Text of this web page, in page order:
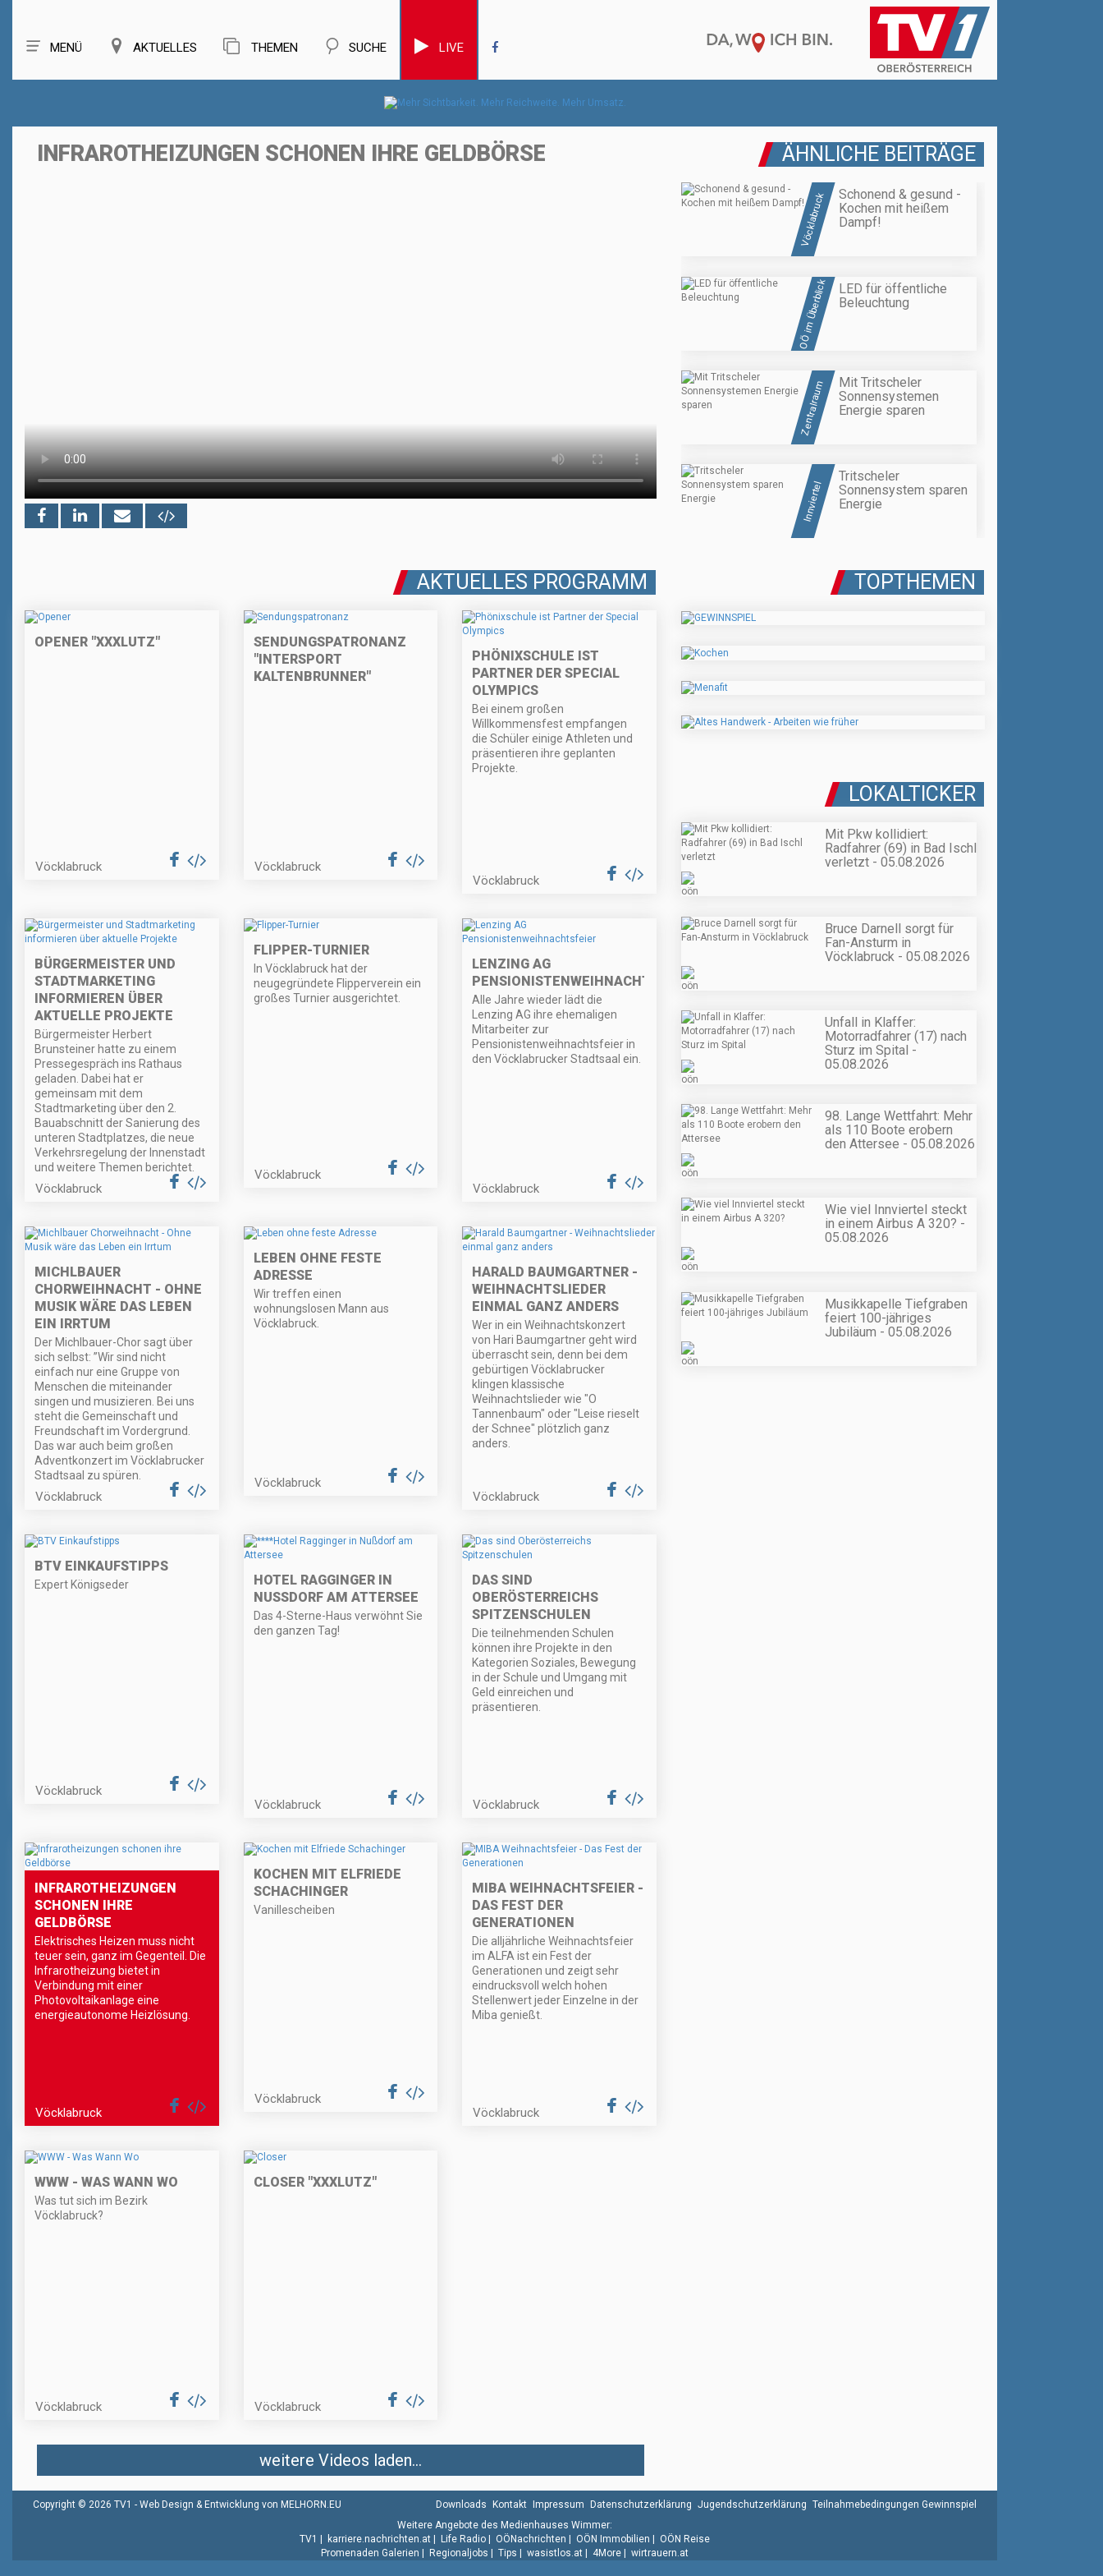
MENÜ AKTUELLES THEMEN SUCHE LIVE
INFRAROTHEIZUNGEN SCHONEN IHRE GELDBÖRSE ÄHNLICHE BEITRÄGE
Vöcklabruck
Schonend & gesund -
Kochen mit heißem
Dampf!
OÖ im Überblick
LED für öffentliche
Beleuchtung
Zentralraum
Mit Tritscheler
Sonnensystemen
Energie sparen
Innviertel
Tritscheler
Sonnensystem sparen
Energie
AKTUELLES PROGRAMM
OPENER "XXXLUTZ"
Vöcklabruck
SENDUNGSPATRONANZ
"INTERSPORT
KALTENBRUNNER"
Vöcklabruck
PHÖNIXSCHULE IST
PARTNER DER SPECIAL
OLYMPICS
Bei einem großen
Willkommensfest empfangen
die Schüler einige Athleten und
präsentieren ihre geplanten
Projekte.
Vöcklabruck
BÜRGERMEISTER UND
STADTMARKETING
INFORMIEREN ÜBER
AKTUELLE PROJEKTE
Bürgermeister Herbert
Brunsteiner hatte zu einem
Pressegespräch ins Rathaus
geladen. Dabei hat er
gemeinsam mit dem
Stadtmarketing über den 2.
Bauabschnitt der Sanierung des
unteren Stadtplatzes, die neue
Verkehrsregelung der Innenstadt
und weitere Themen berichtet.
Vöcklabruck
FLIPPER-TURNIER
In Vöcklabruck hat der
neugegründete Flipperverein ein
großes Turnier ausgerichtet.
Vöcklabruck
LENZING AG
PENSIONISTENWEIHNACHTSFEIER
Alle Jahre wieder lädt die
Lenzing AG ihre ehemaligen
Mitarbeiter zur
Pensionistenweihnachtsfeier in
den Vöcklabrucker Stadtsaal ein.
Vöcklabruck
MICHLBAUER
CHORWEIHNACHT - OHNE
MUSIK WÄRE DAS LEBEN
EIN IRRTUM
Der Michlbauer-Chor sagt über
sich selbst: ”Wir sind nicht
einfach nur eine Gruppe von
Menschen die miteinander
singen und musizieren. Bei uns
steht die Gemeinschaft und
Freundschaft im Vordergrund.
Das war auch beim großen
Adventkonzert im Vöcklabrucker
Stadtsaal zu spüren.
Vöcklabruck
LEBEN OHNE FESTE
ADRESSE
Wir treffen einen
wohnungslosen Mann aus
Vöcklabruck.
Vöcklabruck
HARALD BAUMGARTNER -
WEIHNACHTSLIEDER
EINMAL GANZ ANDERS
Wer in ein Weihnachtskonzert
von Hari Baumgartner geht wird
überrascht sein, denn bei dem
gebürtigen Vöcklabrucker
klingen klassische
Weihnachtslieder wie "O
Tannenbaum" oder "Leise rieselt
der Schnee" plötzlich ganz
anders.
Vöcklabruck
BTV EINKAUFSTIPPS
Expert Königseder
Vöcklabruck
HOTEL RAGGINGER IN
NUSSDORF AM ATTERSEE
Das 4-Sterne-Haus verwöhnt Sie
den ganzen Tag!
Vöcklabruck
DAS SIND
OBERÖSTERREICHS
SPITZENSCHULEN
Die teilnehmenden Schulen
können ihre Projekte in den
Kategorien Soziales, Bewegung
in der Schule und Umgang mit
Geld einreichen und
präsentieren.
Vöcklabruck
INFRAROTHEIZUNGEN
SCHONEN IHRE
GELDBÖRSE
Elektrisches Heizen muss nicht
teuer sein, ganz im Gegenteil. Die
Infrarotheizung bietet in
Verbindung mit einer
Photovoltaikanlage eine
energieautonome Heizlösung.
Vöcklabruck
KOCHEN MIT ELFRIEDE
SCHACHINGER
Vanillescheiben
Vöcklabruck
MIBA WEIHNACHTSFEIER -
DAS FEST DER
GENERATIONEN
Die alljährliche Weihnachtsfeier
im ALFA ist ein Fest der
Generationen und zeigt sehr
eindrucksvoll welch hohen
Stellenwert jeder Einzelne in der
Miba genießt.
Vöcklabruck
WWW - WAS WANN WO
Was tut sich im Bezirk
Vöcklabruck?
Vöcklabruck
CLOSER "XXXLUTZ"
Vöcklabruck
weitere Videos laden...
TOPTHEMEN
LOKALTICKER
Mit Pkw kollidiert:
Radfahrer (69) in Bad Ischl
verletzt - 05.08.2026
Bruce Darnell sorgt für
Fan-Ansturm in
Vöcklabruck - 05.08.2026
Unfall in Klaffer:
Motorradfahrer (17) nach
Sturz im Spital -
05.08.2026
98. Lange Wettfahrt: Mehr
als 110 Boote erobern
den Attersee - 05.08.2026
Wie viel Innviertel steckt
in einem Airbus A 320? -
05.08.2026
Musikkapelle Tiefgraben
feiert 100-jähriges
Jubiläum - 05.08.2026
Copyright © 2026 TV1 - Web Design & Entwicklung von MELHORN.EU Downloads Kontakt Impressum Datenschutzerklärung Jugendschutzerklärung Teilnahmebedingungen Gewinnspiel
Weitere Angebote des Medienhauses Wimmer:
TV1
karriere.nachrichten.at Life Radio OÖNachrichten OÖN Immobilien
OÖN Reise
Promenaden Galerien
Regionaljobs Tips wasistlos.at 4More wirtrauern.at